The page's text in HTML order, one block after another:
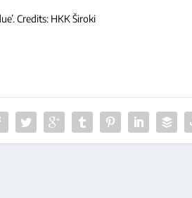
Credits: HKK Široki